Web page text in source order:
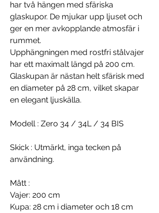
har två hängen med sfäriska
glaskupor. De mjukar upp ljuset och
ger en mer avkopplande atmosfär i
rummet.
Upphängningen med rostfri stålvajer
har ett maximalt längd på 200 cm.
Glaskupan är nästan helt sfärisk med
en diameter på 28 cm, vilket skapar
en elegant ljuskälla.
Modell : Zero 34 / 34L / 34 BIS
Skick : Utmärkt, inga tecken på
användning.
Mått :
Vajer: 200 cm
Kupa: 28 cm i diameter och 18 cm